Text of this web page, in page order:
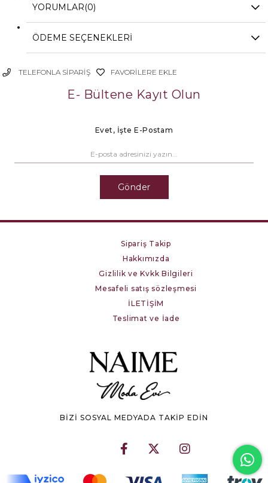
YORUMLAR(0)
ÖDEME SEÇENEKLERI
TELEFONLA SIPARIŞ FAVORILERE EKLE
E- Bültene Kayıt Olun
Evet, İşte E-Postam
Gönder
Sipariş Takip
Hakkımızda
Gizlilik ve Kvkk Bilgileri
Mesafeli satış sözleşmesi
İLETİŞİM
Teslimat ve İade
BİZİ SOSYAL MEDYADA TAKİP EDİN